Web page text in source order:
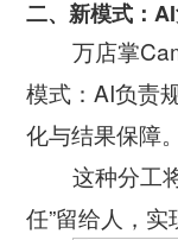
开店流程
电子名片
电子合同
汽车服务
购物中心
美容养生
生鲜行业
合作与生态
服务政策
岗位招聘
申请使用
二、新模式：
万店掌
模式：AI负责
化与结果保障。
这种分工
任”留给人，实